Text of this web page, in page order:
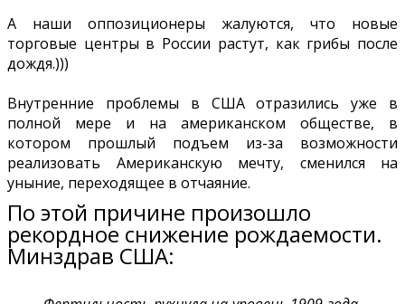
А наши оппозиционеры жалуются, что новые
торговые центры в России растут, как грибы после
дождя.)))
Внутренние проблемы в США отразились уже в
полной мере и на американском обществе, в
котором прошлый подъем из-за возможности
реализовать Американскую мечту, сменился на
уныние, переходящее в отчаяние.
По этой причине произошло
рекордное снижение рождаемости.
Минздрав США: